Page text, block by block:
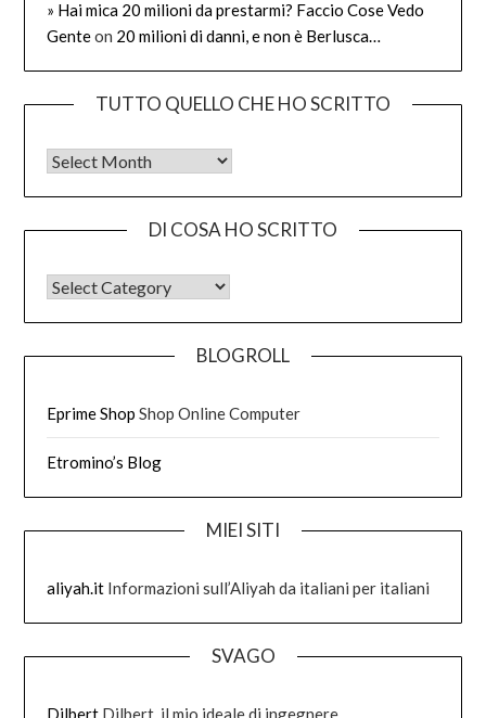
» Hai mica 20 milioni da prestarmi? Faccio Cose Vedo
Genteon 20 milioni di danni, e non è Berlusca…
TUTTO QUELLO CHE HO SCRITTO
Tutto quello che ho scritto
DI COSA HO SCRITTO
DI COSA HO SCRITTO
BLOGROLL
Eprime Shop Shop Online Computer
Etromino’s Blog
MIEI SITI
aliyah.it Informazioni sull’Aliyah da italiani per italiani
SVAGO
Dilbert Dilbert, il mio ideale di ingegnere